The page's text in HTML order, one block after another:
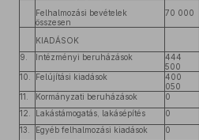
Felhalmozási bevételek
összesen
70 000
KIADÁSOK
9.
Intézményi beruházások
444
500
10. Felújítási kiadások
400
050
11. Kormányzati beruházások 0
12.
Lakástámogatás, lakásépítés 0
13.
Egyéb felhalmozási kiadások 0